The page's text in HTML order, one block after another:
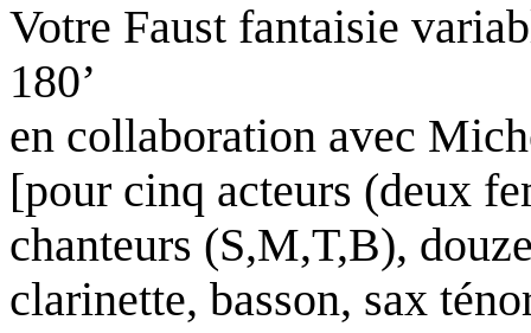
Votre Faust fantaisie
180’
en collaboration avec
[pour cinq acteurs (deux
chanteurs (S,M,T,B),
clarinette, basson, sax